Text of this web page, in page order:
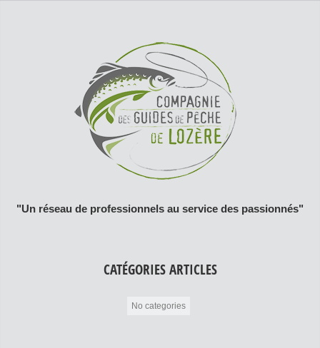
"Un réseau de professionnels au service des passionnés"
CATÉGORIES ARTICLES
No categories